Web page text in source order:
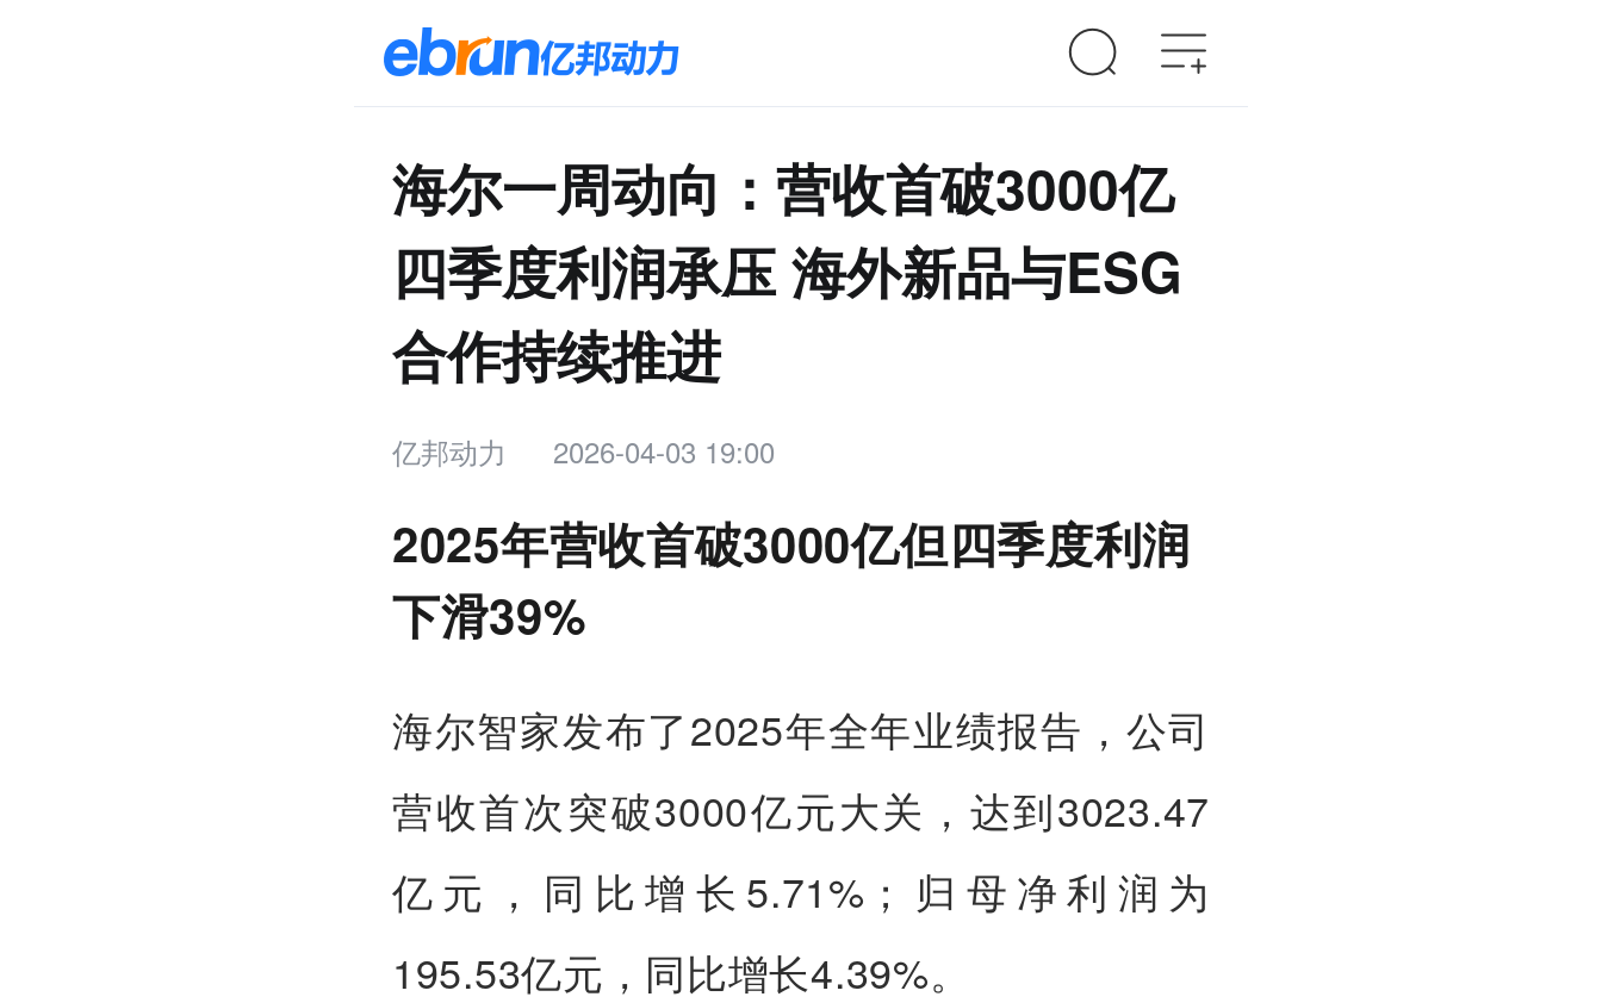
海尔一周动向：营收首破3000亿
四季度利润承压 海外新品与ESG
合作持续推进
亿邦动力 2026-04-03 19:00
2025年营收首破3000亿但四季度利润
下滑39%
海尔智家发布了2025年全年业绩报告，公司
营收首次突破3000亿元大关，达到3023.47
亿元，同比增长5.71%；归母净利润为
195.53亿元，同比增长4.39%。